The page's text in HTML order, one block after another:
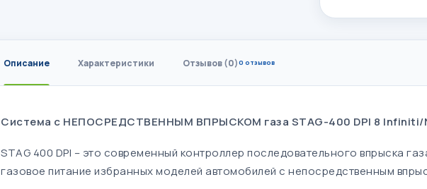
Описание Характеристики Отзывов (0)0 отзывов
Система с НЕПОСРЕДСТВЕННЫМ ВПРЫСКОМ газа STAG-400 DPI 8 Infiniti/
STAG 400 DPI – это современный контроллер последовательного впрыска
газовое питание избранных моделей автомобилей с непосредственным